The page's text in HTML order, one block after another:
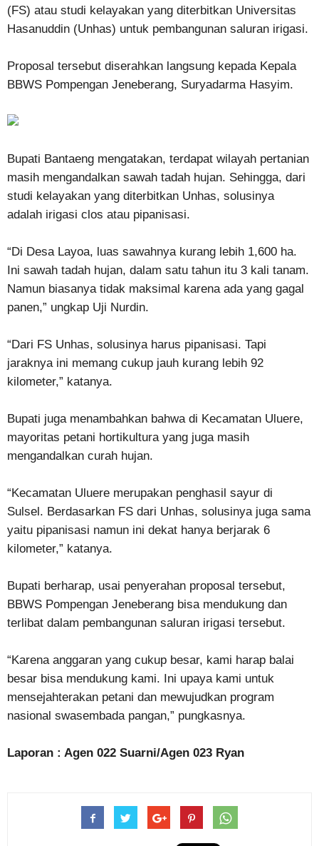
(FS) atau studi kelayakan yang diterbitkan Universitas
Hasanuddin (Unhas) untuk pembangunan saluran irigasi.
Proposal tersebut diserahkan langsung kepada Kepala
BBWS Pompengan Jeneberang, Suryadarma Hasyim.
Bupati Bantaeng mengatakan, terdapat wilayah pertanian
masih mengandalkan sawah tadah hujan. Sehingga, dari
studi kelayakan yang diterbitkan Unhas, solusinya
adalah irigasi clos atau pipanisasi.
“Di Desa Layoa, luas sawahnya kurang lebih 1,600 ha.
Ini sawah tadah hujan, dalam satu tahun itu 3 kali tanam.
Namun biasanya tidak maksimal karena ada yang gagal
panen,” ungkap Uji Nurdin.
“Dari FS Unhas, solusinya harus pipanisasi. Tapi
jaraknya ini memang cukup jauh kurang lebih 92
kilometer,” katanya.
Bupati juga menambahkan bahwa di Kecamatan Uluere,
mayoritas petani hortikultura yang juga masih
mengandalkan curah hujan.
“Kecamatan Uluere merupakan penghasil sayur di
Sulsel. Berdasarkan FS dari Unhas, solusinya juga sama
yaitu pipanisasi namun ini dekat hanya berjarak 6
kilometer,” katanya.
Bupati berharap, usai penyerahan proposal tersebut,
BBWS Pompengan Jeneberang bisa mendukung dan
terlibat dalam pembangunan saluran irigasi tersebut.
“Karena anggaran yang cukup besar, kami harap balai
besar bisa mendukung kami. Ini upaya kami untuk
mensejahterakan petani dan mewujudkan program
nasional swasembada pangan,” pungkasnya.
Laporan : Agen 022 Suarni/Agen 023 Ryan